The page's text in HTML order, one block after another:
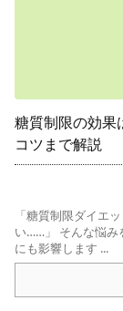
糖質制限の効果
コツまで解説
「糖質制限ダイエ
い……」 そんな悩み
にも影響します ...